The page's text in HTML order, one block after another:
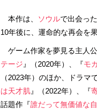
本作は、 ソウルで出会っ
10年後に、運命的な再会を
ゲーム作家を夢見る主人
テージ 』（2020年）、『モ
（2023年）のほか、ドラマ
は天才肌 』（2022年）、『
話題作『誰だって無価値な